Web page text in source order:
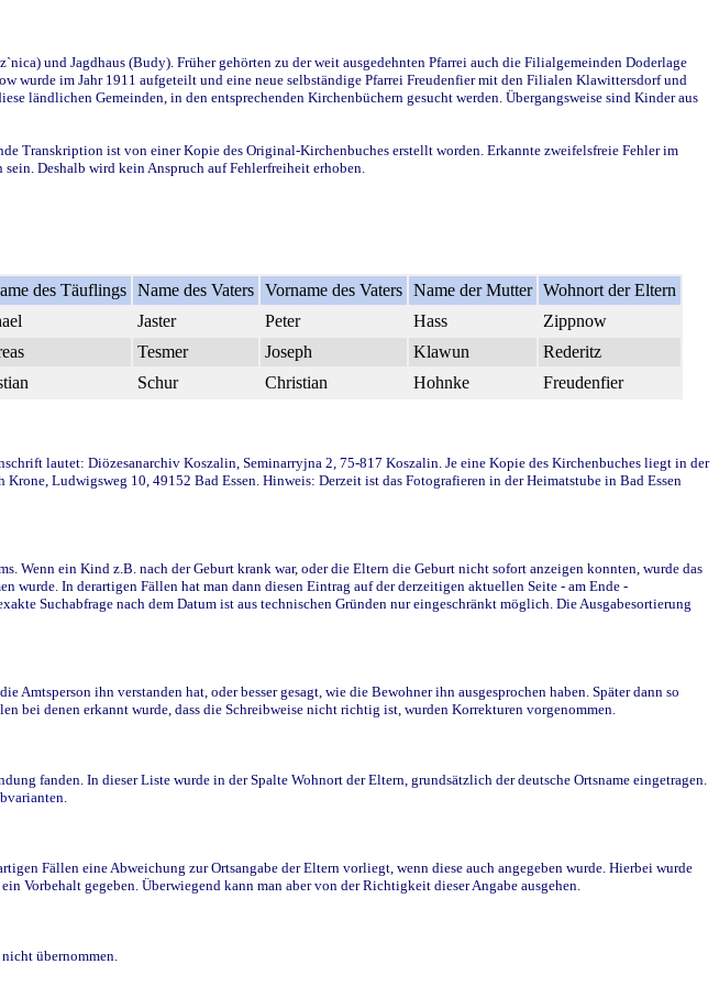
und Jagdhaus (Budy). Früher gehörten zu der weit ausgedehnten Pfarrei auch die Filialgemeinden Doderlage
wurde im Jahr 1911 aufgeteilt und eine neue selbständige Pfarrei Freudenfier mit den Filialen Klawittersdorf und
ländlichen Gemeinden, in den entsprechenden Kirchenbüchern gesucht werden. Übergangsweise sind Kinder aus
Transkription ist von einer Kopie des Original-Kirchenbuches erstellt worden. Erkannte zweifelsfreie Fehler im
Deshalb wird kein Anspruch auf Fehlerfreiheit erhoben.
des Täuflings Name des Vaters Vorname des Vaters Name der Mutter Wohnort der Eltern
Jaster Peter Hass
Zippnow
Tesmer Joseph Klawun
Rederitz
Schur Christian Hohnke Freudenfier
lautet: Diözesanarchiv Koszalin, Seminarryjna 2, 75-817 Koszalin. Je eine Kopie des Kirchenbuches liegt in der
Ludwigsweg 10, 49152 Bad Essen. Hinweis: Derzeit ist das Fotografieren in der Heimatstube in Bad Essen
Wenn ein Kind z.B. nach der Geburt krank war, oder die Eltern die Geburt nicht sofort anzeigen konnten, wurde das
In derartigen Fällen hat man dann diesen Eintrag auf der derzeitigen aktuellen Seite - am Ende -
Suchabfrage nach dem Datum ist aus technischen Gründen nur eingeschränkt möglich. Die Ausgabesortierung
ihn verstanden hat, oder besser gesagt, wie die Bewohner ihn ausgesprochen haben. Später dann so
bei denen erkannt wurde, dass die Schreibweise nicht richtig ist, wurden Korrekturen vorgenommen.
fanden. In dieser Liste wurde in der Spalte Wohnort der Eltern, grundsätzlich der deutsche Ortsname eingetragen.
Fällen eine Abweichung zur Ortsangabe der Eltern vorliegt, wenn diese auch angegeben wurde. Hierbei wurde
Vorbehalt gegeben. Überwiegend kann man aber von der Richtigkeit dieser Angabe ausgehen.
übernommen.